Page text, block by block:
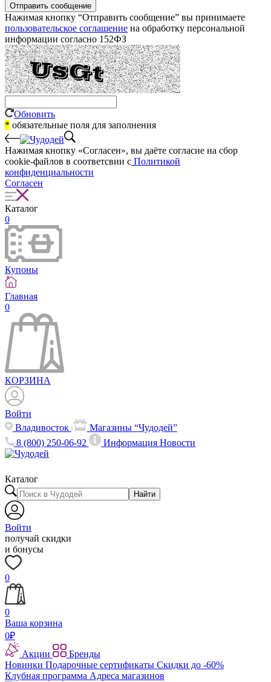
Отправить сообщение
Нажимая кнопку “Отправить сообщение” вы принимаете
пользовательское соглашение на обработку персональной
информации согласно 152ФЗ
Обновить
* обязательные поля для заполнения
Нажимая кнопку «Согласен», вы даёте cогласие на сбор
cookie-файлов в соответсвии с Политикой
конфиденциальности
Согласен
Каталог
0
Купоны
Главная
0
КОРЗИНА
Войти
Владивосток
Магазины “Чудодей”
8 (800) 250-06-92
ИнформацияНовости
Каталог
Найти
Войти
получай скидки
и бонусы
0
0
Ваша корзина
0₽
Акции
Бренды
Новинки Подарочные сертификаты Скидки до -60%
Клубная программа Адреса магазинов